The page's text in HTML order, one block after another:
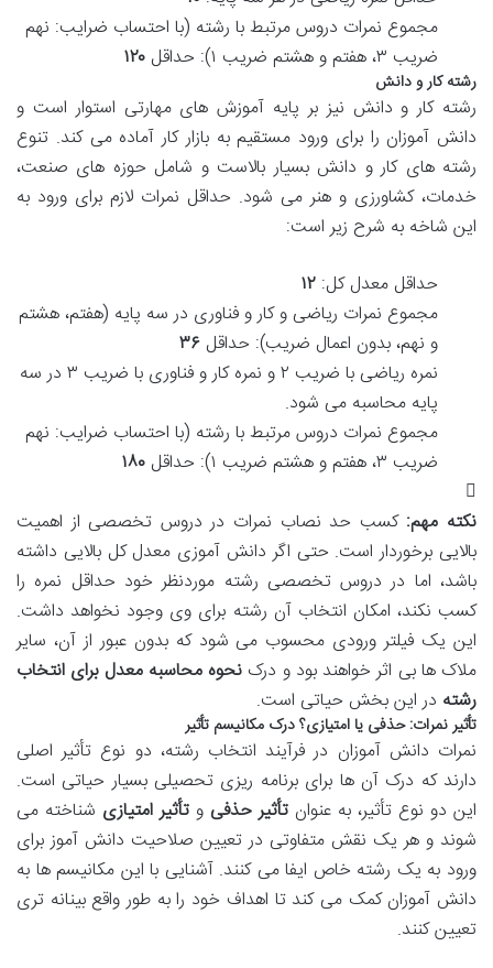
مجموع نمرات دروس مرتبط با رشته (با احتساب ضرایب: نهم
ضریب ۳، هفتم و هشتم ضریب ۱): حداقل
۱۲۰
رشته کار و دانش
رشته کار و دانش نیز بر پایه آموزش های مهارتی استوار است و
دانش آموزان را برای ورود مستقیم به بازار کار آماده می کند. تنوع
رشته های کار و دانش بسیار بالاست و شامل حوزه های صنعت،
خدمات، کشاورزی و هنر می شود. حداقل نمرات لازم برای ورود به
این شاخه به شرح زیر است:
حداقل معدل کل: ۱۲
مجموع نمرات ریاضی و کار و فناوری در سه پایه (هفتم، هشتم
و نهم، بدون اعمال ضریب): حداقل ۳۶
نمره ریاضی با ضریب ۲ و نمره کار و فناوری با ضریب ۳ در سه
پایه محاسبه می شود.
مجموع نمرات دروس مرتبط با رشته (با احتساب ضرایب: نهم
ضریب ۳، هفتم و هشتم ضریب ۱): حداقل
۱۸۰
نکته مهم: کسب حد نصاب نمرات در دروس تخصصی از اهمیت
بالایی برخوردار است. حتی اگر دانش آموزی معدل کل بالایی داشته
باشد، اما در دروس تخصصی رشته موردنظر خود حداقل نمره را
کسب نکند، امکان انتخاب آن رشته برای وی وجود نخواهد داشت.
این یک فیلتر ورودی محسوب می شود که بدون عبور از آن، سایر
ملاک ها بی اثر خواهند بود و درک نحوه محاسبه معدل برای انتخاب
رشته در این بخش حیاتی است.
تأثیر نمرات: حذفی یا امتیازی؟ درک مکانیسم تأثیر
نمرات دانش آموزان در فرآیند انتخاب رشته، دو نوع تأثیر اصلی
دارند که درک آن ها برای برنامه ریزی تحصیلی بسیار حیاتی است.
این دو نوع تأثیر، به عنوان تأثیر حذفی و تأثیر امتیازی شناخته می
شوند و هر یک نقش متفاوتی در تعیین صلاحیت دانش آموز برای
ورود به یک رشته خاص ایفا می کنند. آشنایی با این مکانیسم ها به
دانش آموزان کمک می کند تا اهداف خود را به طور واقع بینانه تری
تعیین کنند.